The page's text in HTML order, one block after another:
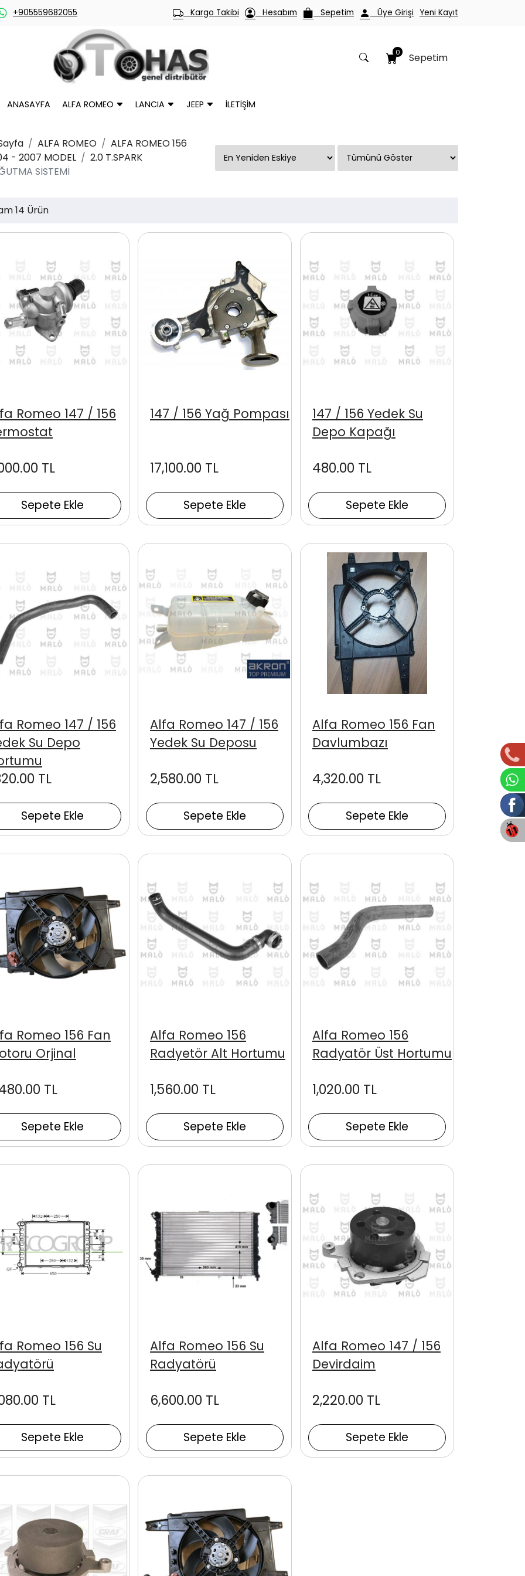
+905559682055 Kargo Takibi Hesabım Sepetim Üye Girişi Yeni Kayıt
Sepetim
0
ANASAYFA ALFA ROMEO LANCIA JEEP İLETİŞİM
ALFA ROMEO
ALFA ROMEO 156
- 2007 MODEL
2.0 T.SPARK
SİSTEMİ
14 Ürün
Sepete Ekle
Romeo 147 / 156
TL
Sepete Ekle
147 / 156 Yağ Pompası
17,100.00 TL
Sepete Ekle
147 / 156 Yedek Su
Depo Kapağı
480.00 TL
Sepete Ekle
Romeo 147 / 156
Su Depo
TL
Sepete Ekle
Alfa Romeo 147 / 156
Yedek Su Deposu
2,580.00 TL
Sepete Ekle
Alfa Romeo 156 Fan
Davlumbazı
4,320.00 TL
Sepete Ekle
Romeo 156 Fan
Orjinal
TL
Sepete Ekle
Alfa Romeo 156
Radyetör Alt Hortumu
1,560.00 TL
Sepete Ekle
Alfa Romeo 156
Radyatör Üst Hortumu
1,020.00 TL
Sepete Ekle
Romeo 156 Su
TL
Sepete Ekle
Alfa Romeo 156 Su
Radyatörü
6,600.00 TL
Sepete Ekle
Alfa Romeo 147 / 156
Devirdaim
2,220.00 TL